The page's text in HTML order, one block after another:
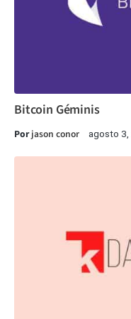
Bitcoin Géminis
Porjason conor agosto 3,